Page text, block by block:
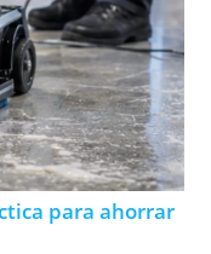
para ahorrar